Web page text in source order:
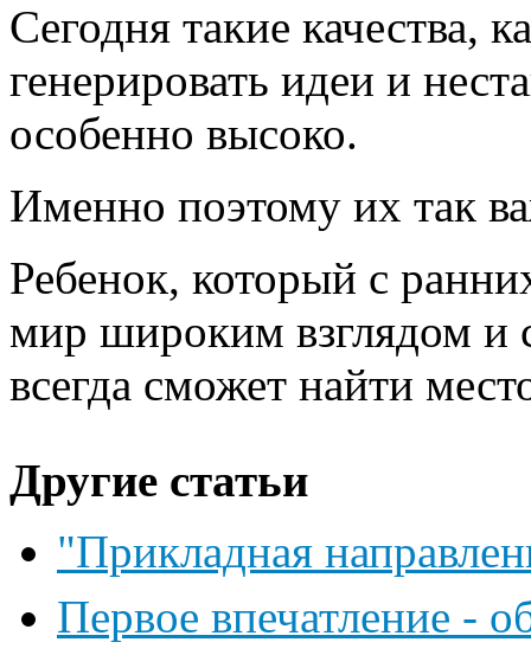
Сегодня такие качества,
генерировать идеи и
особенно высоко.
Именно поэтому их так
Ребенок, который с
мир широким взглядом и
всегда сможет найти
Другие статьи
"Прикладная
Первое впечатление -